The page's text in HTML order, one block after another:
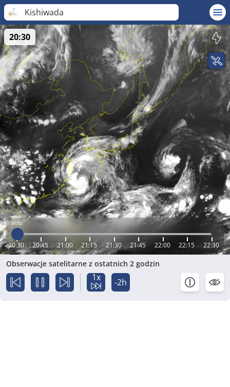
Kishiwada
sob.
20:30 20:45 21:00 21:15 21:30 21:45 22:00 22:15 22:30
20:30
Obserwacje satelitarne z ostatnich 2 godzin
1x -2h